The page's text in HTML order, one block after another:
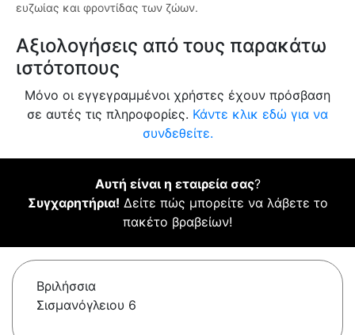
ευζωίας και φροντίδας των ζώων.
Αξιολογήσεις από τους παρακάτω
ιστότοπους
Μόνο οι εγγεγραμμένοι χρήστες έχουν πρόσβαση
σε αυτές τις πληροφορίες. Κάντε κλικ εδώ για να
συνδεθείτε.
Αυτή είναι η εταιρεία σας?
Συγχαρητήρια! Δείτε πώς μπορείτε να λάβετε το
πακέτο βραβείων!
Βριλήσσια
Σισμανόγλειου 6